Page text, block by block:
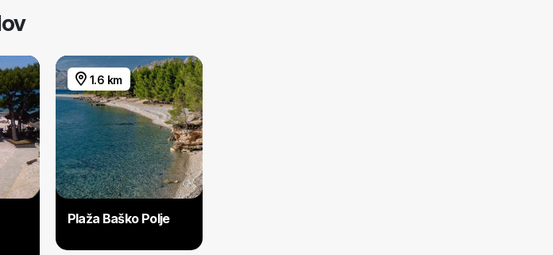
1.6 km
Plaža Baško Polje